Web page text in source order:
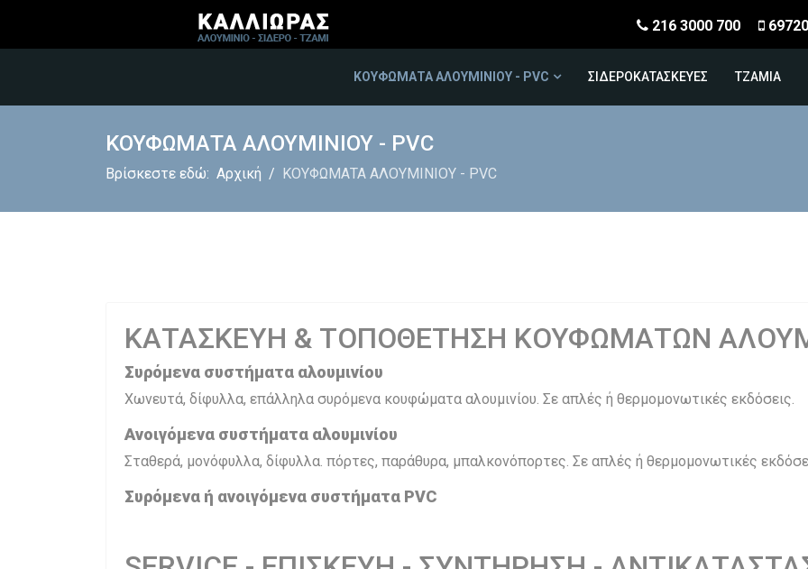
216 3000 700
ΚΟΥΦΩΜΑΤΑ ΑΛΟΥΜΙΝΙΟΥ - PVC ΣΙΔΕΡΟΚΑΤΑΣΚΕΥΕΣ ΤΖΑΜΙΑ
ΚΟΥΦΩΜΑΤΑ ΑΛΟΥΜΙΝΙΟΥ - PVC
Βρίσκεστε εδώ: Αρχική ΚΟΥΦΩΜΑΤΑ ΑΛΟΥΜΙΝΙΟΥ - PVC
ΚΑΤΑΣΚΕΥΗ & ΤΟΠΟΘΕΤΗΣΗ ΚΟΥΦΩΜΑΤΩΝ
Συρόμενα συστήματα αλουμινίου
Χωνευτά, δίφυλλα, επάλληλα συρόμενα κουφώματα αλουμινίου. Σε απλές ή θερμομονωτικές εκδόσεις.
Ανοιγόμενα συστήματα αλουμινίου
Σταθερά, μονόφυλλα, δίφυλλα. πόρτες, παράθυρα, μπαλκονόπορτες. Σε απλές ή θερμομονωτικές
Συρόμενα ή ανοιγόμενα συστήματα PVC